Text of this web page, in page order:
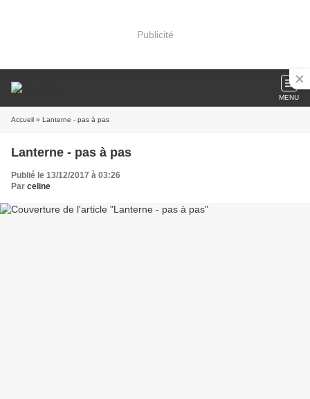
Publicité
MENU
Accueil » Lanterne - pas à pas
Lanterne - pas à pas
Publié le 13/12/2017 à 03:26
Par celine